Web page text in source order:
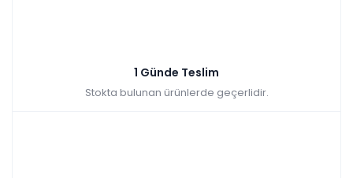
1 Günde Teslim
Stokta bulunan ürünlerde geçerlidir.